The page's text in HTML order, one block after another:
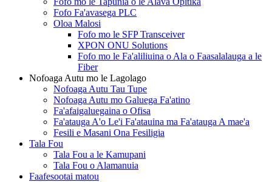
Fofo Fa'avasega PLC
Oloa Malosi
Fofo mo le SFP Transceiver
XPON ONU Solutions
Fofo mo le Fa'aliliuina o Ala o Faasalalauga a le
Fiber
Nofoaga Autu mo le Lagolago
Nofoaga Autu Tau Tupe
Nofoaga Autu mo Galuega Fa'atino
Fa'afaigaluegaina o Ofisa
Fa'atauga A'o Le'i Fa'atauina ma Fa'atauga A mae'a
Fesili e Masani Ona Fesiligia
Tala Fou
Tala Fou a le Kamupani
Tala Fou o Alamanuia
Faafesootai matou